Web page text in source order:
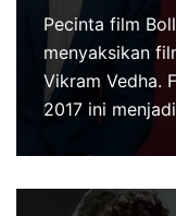
Pecinta film
menyaksikan
Vikram Vedha.
2017 ini